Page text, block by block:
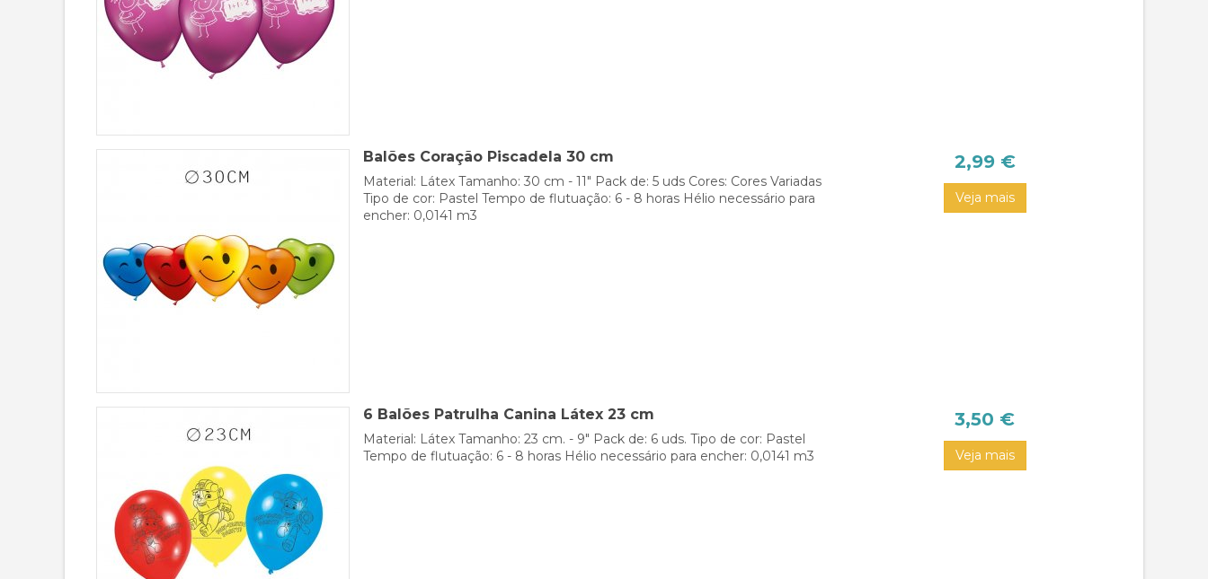
Balões Coração Piscadela 30 cm
Material: Látex Tamanho: 30 cm - 11" Pack de: 5 uds Cores: Cores Variadas
Tipo de cor: Pastel Tempo de flutuação: 6 - 8 horas Hélio necessário para
encher: 0,0141 m3
2,99 €
Veja mais
6 Balões Patrulha Canina Látex 23 cm
Material: Látex Tamanho: 23 cm. - 9" Pack de: 6 uds. Tipo de cor: Pastel
Tempo de flutuação: 6 - 8 horas Hélio necessário para encher: 0,0141 m3
3,50 €
Veja mais